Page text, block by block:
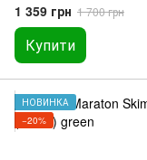
1 359 грн 1 700 грн
Купити
НОВИНКА
−20%